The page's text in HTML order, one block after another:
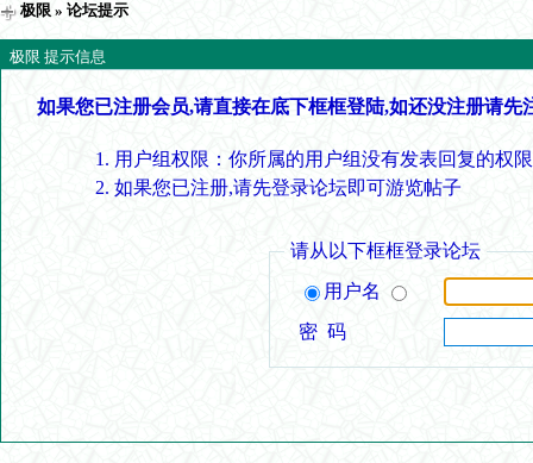
极限 » 论坛提示
极限 提示信息
如果您已注册会员,请直接在底下框框登陆,如还没注册请先
用户组权限：你所属的用户组没有发表回复的权
如果您已注册,请先登录论坛即可游览帖子
请从以下框框登录论坛
用户名
密 码